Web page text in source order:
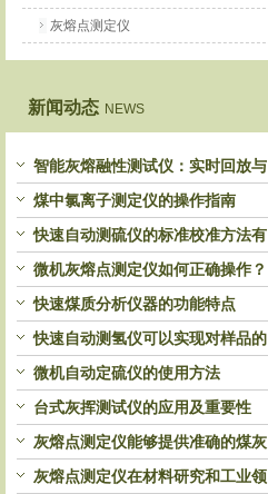
灰熔点测定仪
新闻动态 NEWS
智能灰熔融性测试仪：实时回放与
历史分析，解锁灰熔特性精准洞察
煤中氯离子测定仪的操作指南
快速自动测硫仪的标准校准方法有
哪些？
微机灰熔点测定仪如何正确操作？
快速煤质分析仪器的功能特点
快速自动测氢仪可以实现对样品的
自动处理和检测
微机自动定硫仪的使用方法
台式灰挥测试仪的应用及重要性
灰熔点测定仪能够提供准确的煤灰
熔融性参数
灰熔点测定仪在材料研究和工业领